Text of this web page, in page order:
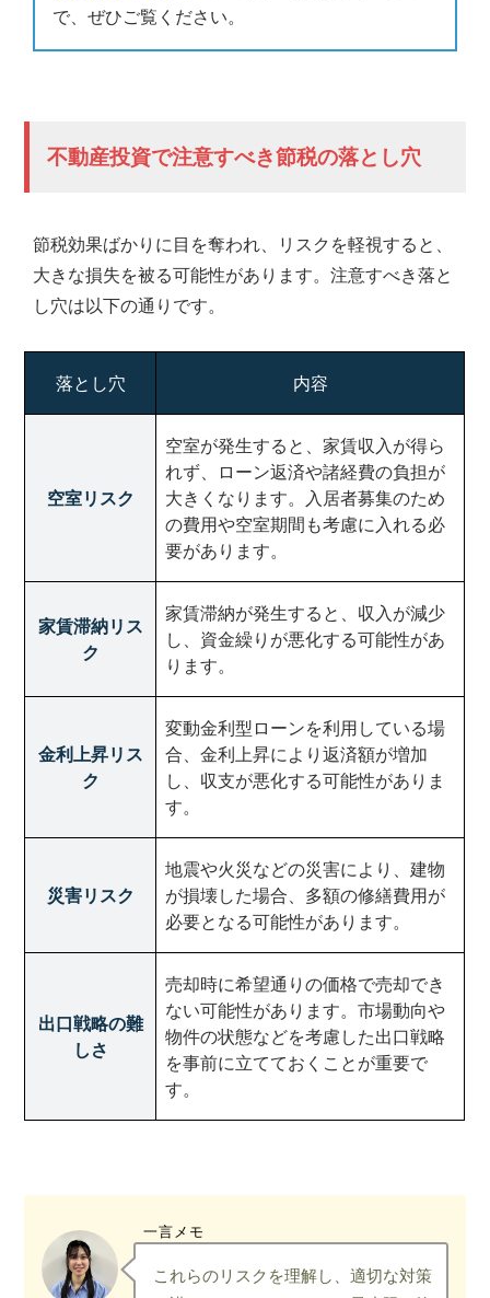
で、ぜひご覧ください。
不動産投資で注意すべき節税の落とし穴
節税効果ばかりに目を奪われ、リスクを軽視すると、
大きな損失を被る可能性があります。注意すべき落と
し穴は以下の通りです。
落とし穴 内容
空室リスク
空室が発生すると、家賃収入が得ら
れず、ローン返済や諸経費の負担が
大きくなります。入居者募集のため
の費用や空室期間も考慮に入れる必
要があります。
家賃滞納リス
ク
家賃滞納が発生すると、収入が減少
し、資金繰りが悪化する可能性があ
ります。
金利上昇リス
ク
変動金利型ローンを利用している場
合、金利上昇により返済額が増加
し、収支が悪化する可能性がありま
す。
災害リスク
地震や火災などの災害により、建物
が損壊した場合、多額の修繕費用が
必要となる可能性があります。
出口戦略の難
しさ
売却時に希望通りの価格で売却でき
ない可能性があります。市場動向や
物件の状態などを考慮した出口戦略
を事前に立てておくことが重要で
す。
一言メモ
これらのリスクを理解し、適切な対策